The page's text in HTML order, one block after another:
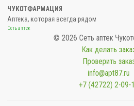
ЧУКОТФАРМАЦИЯ
Аптека, которая всегда рядом
Сеть аптек
© 2026 Сеть аптек
Как делать
Проверить
info@apt87.ru
+7 (42722) 2-09-